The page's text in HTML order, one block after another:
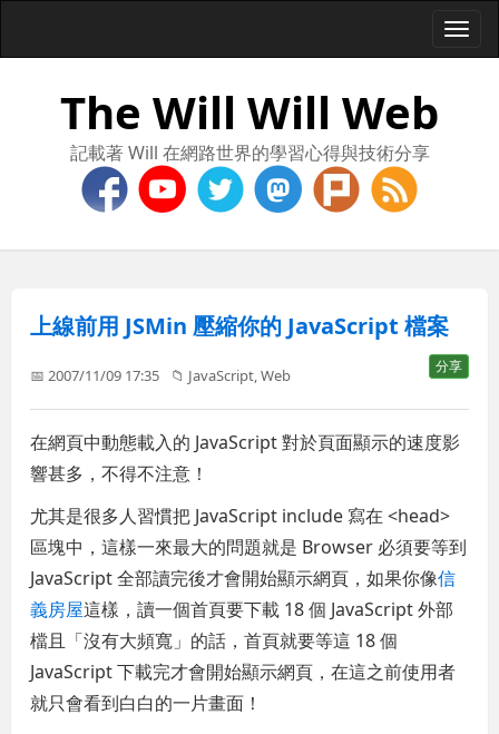
The Will Will Web
記載著 Will 在網路世界的學習心得與技術分享
上線前用 JSMin 壓縮你的 JavaScript 檔案
分享
📅 2007/11/09 17:35 📁 JavaScript ,Web
在網頁中動態載入的 JavaScript 對於頁面顯示的速度影
響甚多，不得不注意！
尤其是很多人習慣把 JavaScript include 寫在 <head>
區塊中，這樣一來最大的問題就是 Browser 必須要等到
JavaScript 全部讀完後才會開始顯示網頁，如果你像信
義房屋這樣，讀一個首頁要下載 18 個 JavaScript 外部
檔且「沒有大頻寬」的話，首頁就要等這 18 個
JavaScript 下載完才會開始顯示網頁，在這之前使用者
就只會看到白白的一片畫面！